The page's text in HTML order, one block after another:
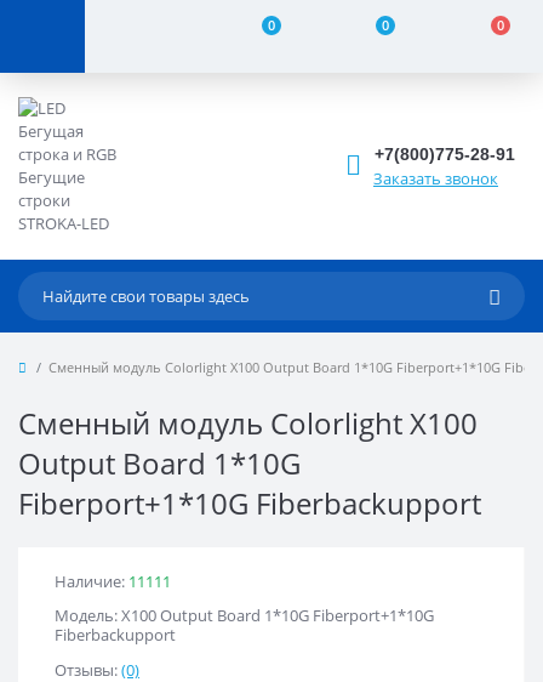
0 0 0
+7(800)775-28-91
Заказать звонок
Сменный модуль Colorlight X100 Output Board 1*10G Fiberport+1*10G
Сменный модуль Colorlight X100
Output Board 1*10G
Fiberport+1*10G Fiberbackupport
Наличие: 11111
Модель: X100 Output Board 1*10G Fiberport+1*10G
Fiberbackupport
Отзывы:(0)